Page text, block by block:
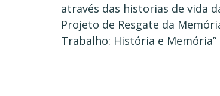
através das historias de vida
Projeto de Resgate da
Trabalho: História e Memória”